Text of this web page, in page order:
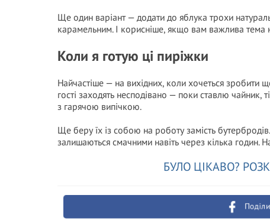
Ще один варіант — додати до яблука трохи
карамельним. І корисніше, якщо вам важлива тема
Коли я готую ці пиріжки
Найчастіше — на вихідних, коли хочеться
гості заходять несподівано — поки ставлю чайник,
з гарячою випічкою.
Ще беру їх із собою на роботу замість
залишаються смачними навіть через кілька годин.
БУЛО ЦІКАВО?